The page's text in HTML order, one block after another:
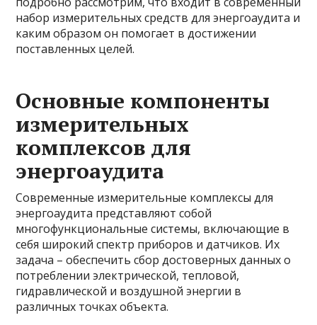
набор измерительных средств для энергоаудита и
каким образом он помогает в достижении
поставленных целей.
Основные компоненты
измерительных
комплексов для
энергоаудита
Современные измерительные комплексы для
энергоаудита представляют собой
многофункциональные системы, включающие в
себя широкий спектр приборов и датчиков. Их
задача – обеспечить сбор достоверных данных о
потреблении электрической, тепловой,
гидравлической и воздушной энергии в
различных точках объекта.